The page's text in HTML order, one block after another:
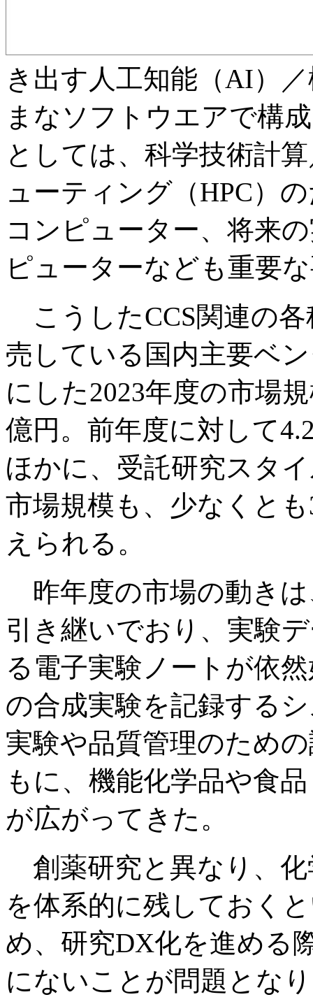
き出す人工知能（AI）
まなソフトウエアで構
としては、科学技術計
ューティング（HPC）
コンピューター、将来
ピューターなども重要
こうしたCCS関連の
売している国内主要ベ
にした2023年度の市場
億円。前年度に対して
ほかに、受託研究スタ
市場規模も、少なくと
えられる。
昨年度の市場の動き
引き継いでおり、実験
る電子実験ノートが依
の合成実験を記録する
実験や品質管理のため
もに、機能化学品や食
が広がってきた。
創薬研究と異なり、化
を体系的に残しておく
め、研究DX化を進める
にないことが問題とな